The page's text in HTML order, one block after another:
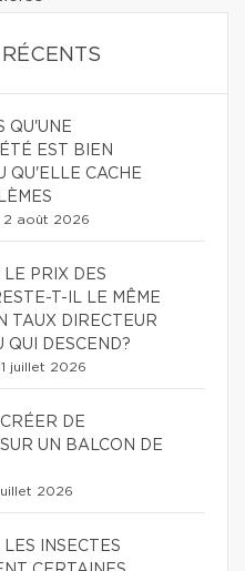
QU'UNE
EST BIEN
QU'ELLE CACHE
2 août 2026
LE PRIX DES
T-IL LE MÊME
TAUX DIRECTEUR
QUI DESCEND?
juillet 2026
DE
UN BALCON DE
2026
LES INSECTES